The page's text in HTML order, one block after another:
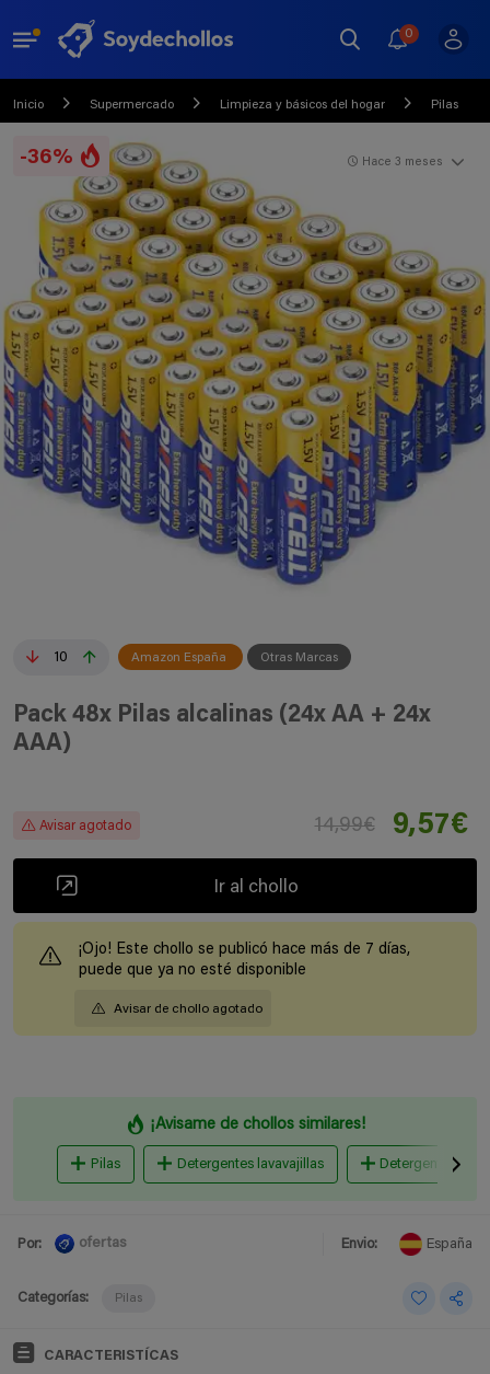
0
Inicio Supermercado Limpieza y básicos del hogar Pilas
-36%
10 Amazon España Otras Marcas
Hace 3 meses
Pack 48x Pilas alcalinas (24x AA + 24x
AAA)
Avisar agotado 14,99€ 9,57€
Ir al chollo
¡Ojo! Este chollo se publicó hace más de 7 días,
puede que ya no esté disponible
Avisar de chollo agotado
¡Avisame de chollos similares!
Pilas Detergentes lavavajillas Detergente y
Por: ofertas Envio: España
Categorías: Pilas
CARACTERISTÍCAS